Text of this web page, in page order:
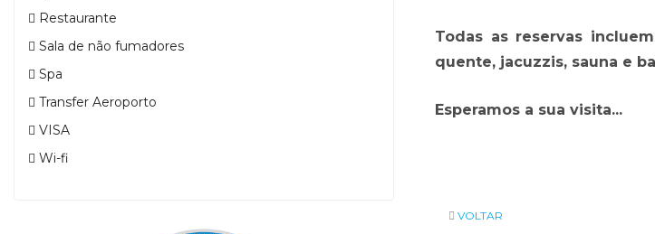
Restaurante
Sala de não fumadores
Spa
Transfer Aeroporto
VISA
Wi-fi
Todas as reservas
quente, jacuzzis, sauna e
Esperamos a sua visita...
VOLTAR